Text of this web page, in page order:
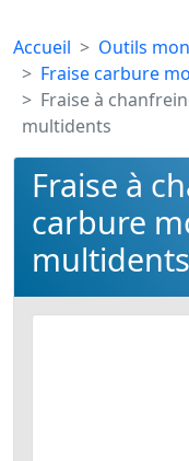
Accueil
Outils
Fraise carbure
Fraise à
multidents
Fraise à
carbure